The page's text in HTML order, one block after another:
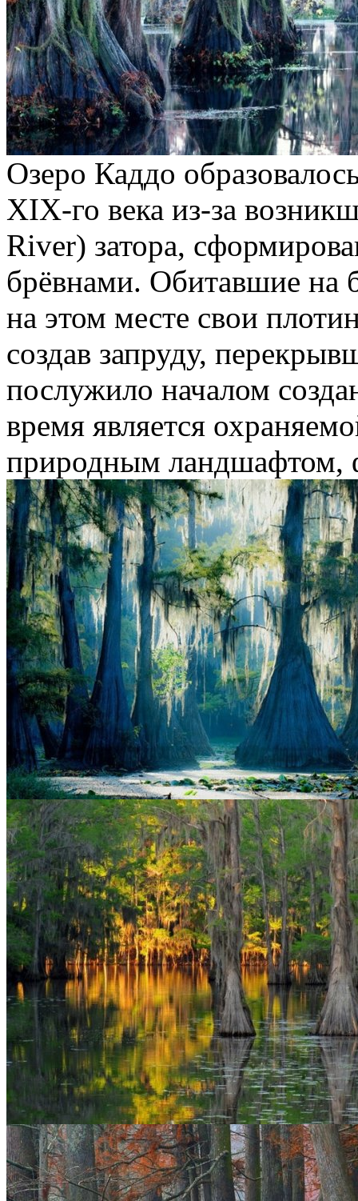
Озеро Каддо
XIX-го века из-за
River) затора,
брёвнами. Обитавшие на
на этом месте свои
создав запруду,
послужило началом
время является
природным ландшафтом,